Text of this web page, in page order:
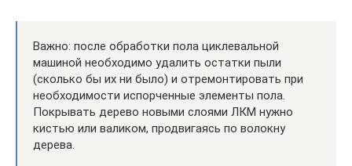
Важно: после обработки пола циклевальной
машиной необходимо удалить остатки пыли
(сколько бы их ни было) и отремонтировать при
необходимости испорченные элементы пола.
Покрывать дерево новыми слоями ЛКМ нужно
кистью или валиком, продвигаясь по волокну
дерева.